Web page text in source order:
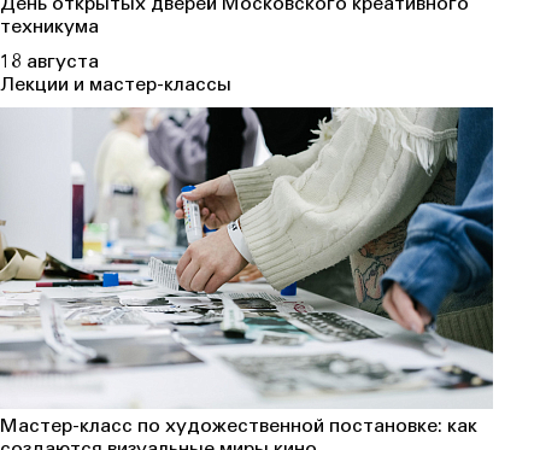
День открытых дверей Московского креативного
техникума
18 августа
Лекции и мастер-классы
Мастер-класс по художественной постановке: как